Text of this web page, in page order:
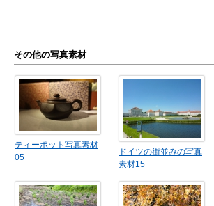
その他の写真素材
ティーポット写真素材
05
ドイツの街並みの写真
素材15